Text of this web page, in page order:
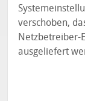
verschoben,
Netzbetreiber-
ausgeliefert